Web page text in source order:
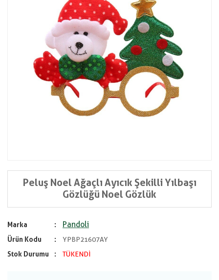
Peluş Noel Ağaçlı Ayıcık Şekilli Yılbaşı
Gözlüğü Noel Gözlük
Marka Pandoli
Ürün Kodu
YPBP21607AY
Stok Durumu
TÜKENDİ